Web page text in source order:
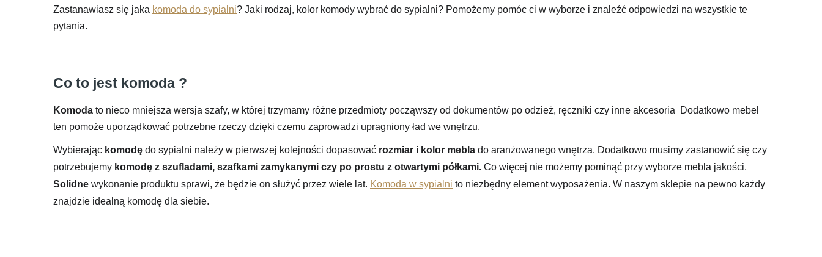
Zastanawiasz się jaka komoda do sypialni? Jaki rodzaj, kolor komody wybrać do sypialni? Pomożemy pomóc ci w wyborze i znaleźć odpowiedzi na wszystkie te
pytania.
Co to jest komoda ?
Komoda to nieco mniejsza wersja szafy, w której trzymamy różne przedmioty począwszy od dokumentów po odzież, ręczniki czy inne akcesoria Dodatkowo mebel
ten pomoże uporządkować potrzebne rzeczy dzięki czemu zaprowadzi upragniony ład we wnętrzu.
Wybierając komodę do sypialni należy w pierwszej kolejności dopasować rozmiar i kolor mebla do aranżowanego wnętrza. Dodatkowo musimy zastanowić się czy
potrzebujemy komodę z szufladami, szafkami zamykanymi czy po prostu z otwartymi półkami. Co więcej nie możemy pominąć przy wyborze mebla jakości.
Solidne wykonanie produktu sprawi, że będzie on służyć przez wiele lat. Komoda w sypialni to niezbędny element wyposażenia. W naszym sklepie na pewno każdy
znajdzie idealną komodę dla siebie.